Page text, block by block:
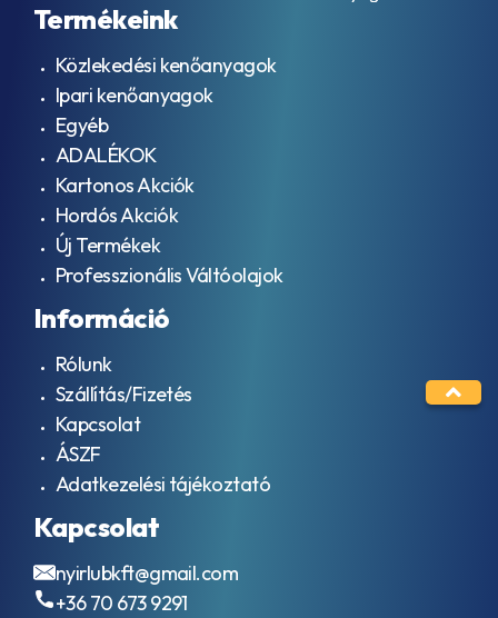
Termékeink
Közlekedési kenőanyagok
Ipari kenőanyagok
Egyéb
ADALÉKOK
Kartonos Akciók
Hordós Akciók
Új Termékek
Professzionális Váltóolajok
Információ
Rólunk
Szállítás/Fizetés
Kapcsolat
ÁSZF
Adatkezelési tájékoztató
Kapcsolat
nyirlubkft@gmail.com
+36 70 673 9291